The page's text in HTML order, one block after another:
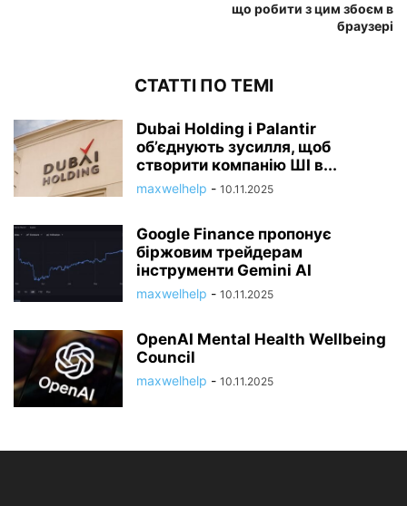
що робити з цим збоєм в
браузері
СТАТТІ ПО ТЕМІ
Dubai Holding і Palantir
об’єднують зусилля, щоб
створити компанію ШІ в...
maxwelhelp - 10.11.2025
Google Finance пропонує
біржовим трейдерам
інструменти Gemini AI
maxwelhelp - 10.11.2025
OpenAI Mental Health Wellbeing
Council
maxwelhelp - 10.11.2025